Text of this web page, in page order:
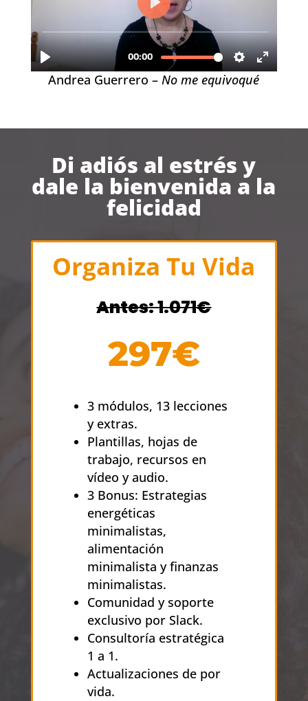
Andrea Guerrero –No me equivoqué
Di adiós al estrés y
dale la bienvenida a la
felicidad
Organiza Tu Vida
Antes: 1.071€
297€
3 módulos, 13 lecciones
y extras.
Plantillas, hojas de
trabajo, recursos en
vídeo y audio.
3 Bonus: Estrategias
energéticas
minimalistas,
alimentación
minimalista y finanzas
minimalistas.
Comunidad y soporte
exclusivo por Slack.
Consultoría estratégica
1 a 1.
Actualizaciones de por
vida.